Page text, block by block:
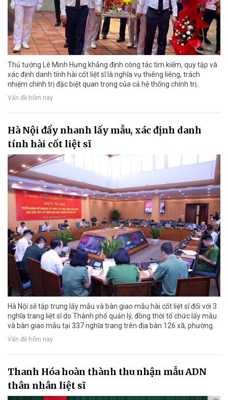
Thủ tướng Lê Minh Hưng khẳng định công tác tìm kiếm, quy tập và
xác định danh tính hài cốt liệt sĩ là nghĩa vụ thiêng liêng, trách
nhiệm chính trị đặc biệt quan trọng của cả hệ thống chính trị..
Vấn đề hôm nay
Hà Nội đẩy nhanh lấy mẫu, xác định danh
tính hài cốt liệt sĩ
Hà Nội sẽ tập trung lấy mẫu và bàn giao mẫu hài cốt liệt sĩ đối với 3
nghĩa trang liệt sĩ do Thành phố quản lý, đồng thời tổ chức lấy mẫu
và bàn giao mẫu tại 337 nghĩa trang trên địa bàn 126 xã, phường.
Vấn đề hôm nay
Thanh Hóa hoàn thành thu nhận mẫu ADN
thân nhân liệt sĩ